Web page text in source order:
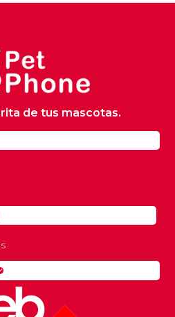
de tus mascotas.